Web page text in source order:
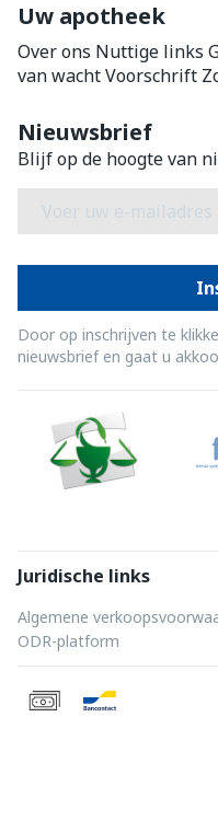
Uw apotheek
Over ons Nuttige links
van wachtVoorschrift
Nieuwsbrief
Blijf op de hoogte van
Door op inschrijven te
nieuwsbrief en gaat u
Juridische links
Algemene
ODR-platform